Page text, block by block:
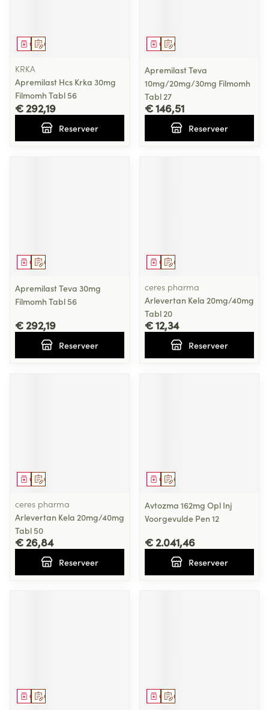
Op voorschrift
Geneesmiddel
KRKA
Apremilast Hcs Krka 30mg
Filmomh Tabl 56
€ 292,19
Reserveer
Op voorschrift
Geneesmiddel
Apremilast Teva
10mg/20mg/30mg Filmomh
Tabl 27
€ 146,51
Reserveer
Op voorschrift
Geneesmiddel
Apremilast Teva 30mg
Filmomh Tabl 56
€ 292,19
Reserveer
Op voorschrift
Geneesmiddel
ceres pharma
Arlevertan Kela 20mg/40mg
Tabl 20
€ 12,34
Reserveer
Op voorschrift
Geneesmiddel
ceres pharma
Arlevertan Kela 20mg/40mg
Tabl 50
€ 26,84
Reserveer
Op voorschrift
Geneesmiddel
Avtozma 162mg Opl Inj
Voorgevulde Pen 12
€ 2.041,46
Reserveer
Op voorschrift
Geneesmiddel Op voorschrift
Geneesmiddel